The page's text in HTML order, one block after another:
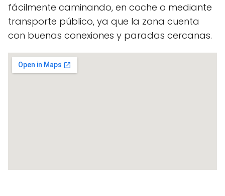
fácilmente caminando, en coche o mediante
transporte público, ya que la zona cuenta
con buenas conexiones y paradas cercanas.